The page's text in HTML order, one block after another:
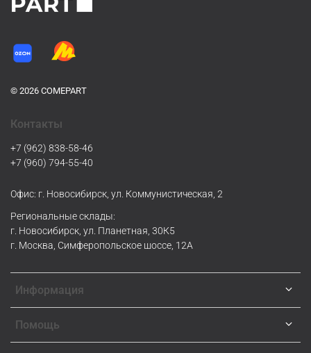
© 2026 COMEPART
Информация
Помощь
Контакты
+7 (962) 838-58-46
+7 (960) 794-55-40
Офис: г. Новосибирск, ул. Коммунистическая, 2
Региональные склады:
г. Новосибирск, ул. Планетная, 30К5
г. Москва, Симферопольское шоссе, 12А